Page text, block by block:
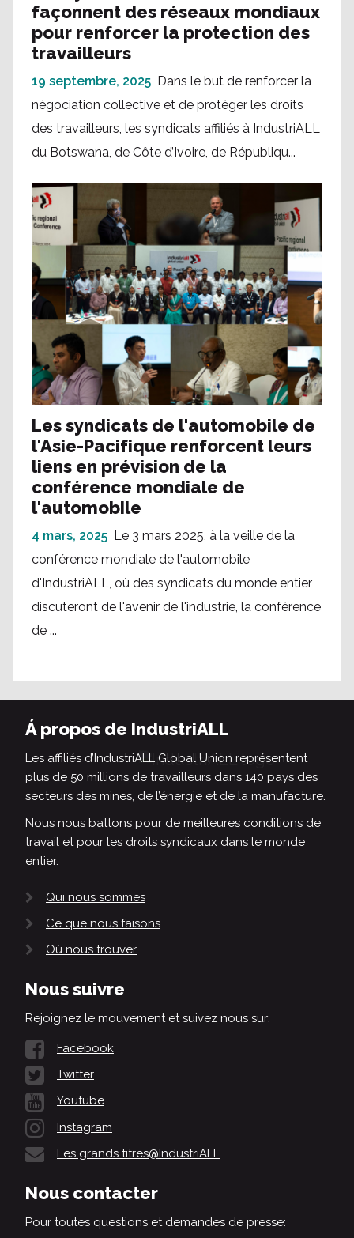
façonnent des réseaux mondiaux
pour renforcer la protection des
travailleurs
19 septembre, 2025 Dans le but de renforcer la
négociation collective et de protéger les droits
des travailleurs, les syndicats affiliés à IndustriALL
du Botswana, de Côte d’Ivoire, de Républiqu...
Les syndicats de l'automobile de
l'Asie-Pacifique renforcent leurs
liens en prévision de la
conférence mondiale de
l'automobile
4 mars, 2025 Le 3 mars 2025, à la veille de la
conférence mondiale de l'automobile
d'IndustriALL, où des syndicats du monde entier
discuteront de l'avenir de l'industrie, la conférence
de ...
Á propos de IndustriALL
Les affiliés d’IndustriALL Global Union représentent
plus de 50 millions de travailleurs dans 140 pays des
secteurs des mines, de l’énergie et de la manufacture.
Nous nous battons pour de meilleures conditions de
travail et pour les droits syndicaux dans le monde
entier.
Qui nous sommes
Ce que nous faisons
Où nous trouver
Nous suivre
Rejoignez le mouvement et suivez nous sur:
Facebook
Twitter
Youtube
Instagram
Les grands titres@IndustriALL
Nous contacter
Pour toutes questions et demandes de presse: